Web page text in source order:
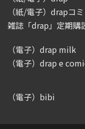
（紙/電子）drapコ
雑誌「drap」定期購
（電子）drap milk
（電子）drap e
（電子）bibi